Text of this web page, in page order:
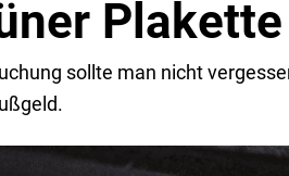
sollte man nicht